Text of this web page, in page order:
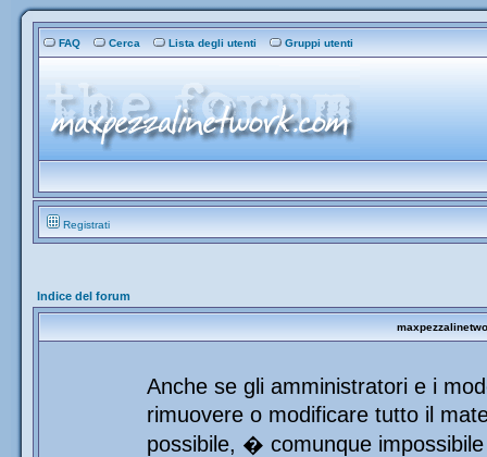
FAQ Cerca Lista degli utenti Gruppi utenti
Registrati
Indice del forum
Anche se gli amministratori e i
rimuovere o modificare tutto il
possibile, � comunque